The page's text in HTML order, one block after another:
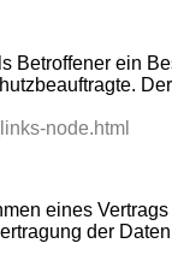
Betroffener ein
node.html
eines
der